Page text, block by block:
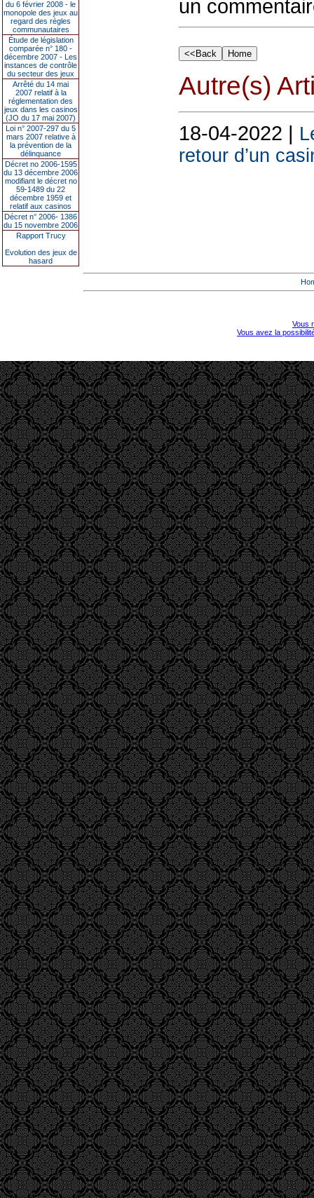
du 6 février 2008 - le
monopole des jeux au
regard des règles
communautaires
Étude de législation
comparée n° 180 -
décembre 2007 - Les
instances de contrôle
du secteur des jeux
Arrêté du 14 mai
2007 relatif à la
réglementation des
jeux dans les casinos
(JO du 17 mai 2007)
Loi n° 2007-297 du 5
mars 2007 relative à
la prévention de la
délinquance
Décret no 2006-1595
du 13 décembre 2006
modifiant le décret no
59-1489 du 22
décembre 1959 et
relatif aux casinos
Décret n° 2006- 1386
du 15 novembre 2006
Rapport Trucy
Evolution des jeux de
hasard
un
Autre(s)
18-04-2022 |
retour d’un
Vous
Vous avez la